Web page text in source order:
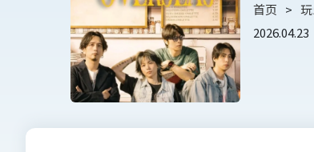
首页
2026.04.23